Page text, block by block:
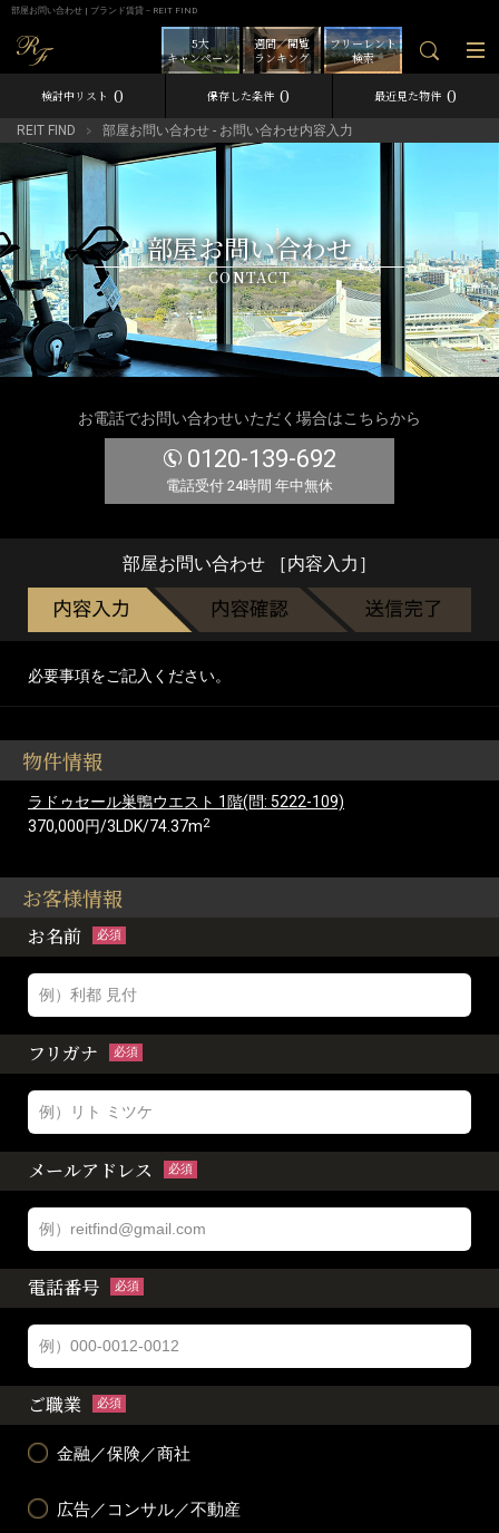
部屋お問い合わせ | ブランド賃貸－REIT FIND
フリーレント
検索
週間／閲覧
ランキング
5大
キャンペーン
検討中リスト 0 保存した条件 0 最近見た物件 0
REIT FIND 部屋お問い合わせ - お問い合わせ内容入力
部屋お問い合わせ
CONTACT
お電話でお問い合わせいただく場合はこちらから
0120-139-692
電話受付 24時間 年中無休
部屋お問い合わせ ［内容入力］
必要事項をご記入ください。
物件情報
ラドゥセール巣鴨ウエスト 1階(問: 5222-109)
370,000円/3LDK/74.37m2
お客様情報
お名前 必須
フリガナ 必須
メールアドレス 必須
電話番号 必須
ご職業 必須
金融／保険／商社
広告／コンサル／不動産